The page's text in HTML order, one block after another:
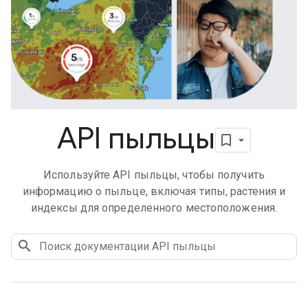
API пыльцы
Используйте API пыльцы, чтобы получить
информацию о пыльце, включая типы, растения и
индексы для определенного местоположения.